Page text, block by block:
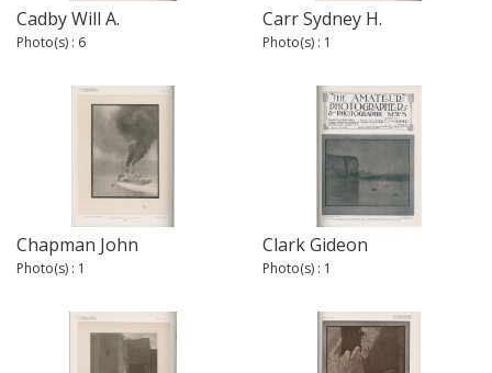
Cadby Will A.
Photo(s) : 6
Carr Sydney H.
Photo(s) : 1
Chapman John
Photo(s) : 1
Clark Gideon
Photo(s) : 1